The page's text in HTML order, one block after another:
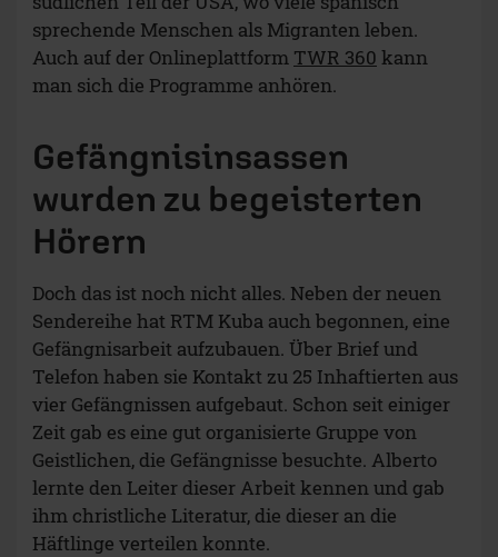
sprechende Menschen als Migranten leben.
Auch auf der Onlineplattform TWR 360 kann
man sich die Programme anhören.
Gefängnisinsassen
wurden zu begeisterten
Hörern
Doch das ist noch nicht alles. Neben der neuen
Sendereihe hat RTM Kuba auch begonnen, eine
Gefängnisarbeit aufzubauen. Über Brief und
Telefon haben sie Kontakt zu 25 Inhaftierten aus
vier Gefängnissen aufgebaut. Schon seit einiger
Zeit gab es eine gut organisierte Gruppe von
Geistlichen, die Gefängnisse besuchte. Alberto
lernte den Leiter dieser Arbeit kennen und gab
ihm christliche Literatur, die dieser an die
Häftlinge verteilen konnte.